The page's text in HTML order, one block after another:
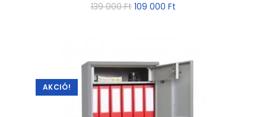
139 000Ft 109 000 Ft
AKCIÓ!